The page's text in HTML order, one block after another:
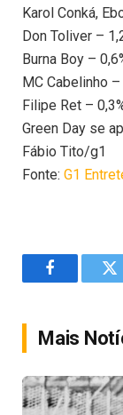
Karol Conká,
Don Toliver –
Burna Boy –
MC Cabelinho –
Filipe Ret –
Green Day se
Fábio Tito/g1
Fonte: G1
Facebook
Mais